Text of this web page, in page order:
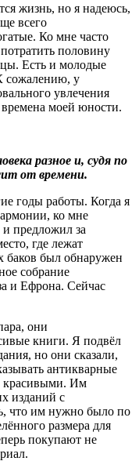
жизнь, но я надеюсь,
всего
Ко мне часто
половину
Есть и молодые
сожалению, у
увлечения
моей юности.
разное и, судя по
от времени.
годы работы. Когда я
ко мне
предложил за
где лежат
баков был обнаружен
собрание
и Ефрона. Сейчас
они
книги. Я подвёл
но они сказали,
антикварные
красивыми. Им
изданий с
что им нужно было по
размера для
покупают не